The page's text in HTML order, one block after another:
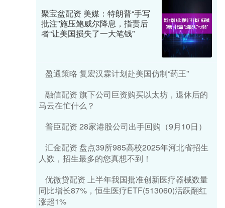
聚宝盆配资 美媒：特朗普“手写
批注”施压鲍威尔降息，指责后
者“让美国损失了一大笔钱”
盈通策略 复宏汉霖计划赴美国仿制“药王”
融信配资 旗下公司巨资购买以太坊，退休后的
马云在忙什么？
普臣配资 28家港股公司出手回购（9月10日）
汇金配资 盘点39所985高校2025年河北省招生
人数，招生最多的您真想不到！
优微贷配资 上半年我国批准创新医疗器械数量
同比增长87%，恒生医疗ETF(513060)活跃翻红
涨超1%